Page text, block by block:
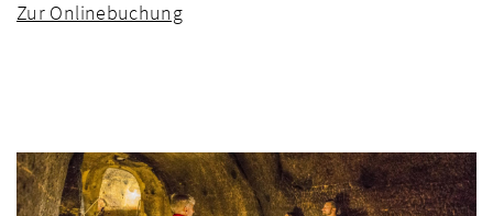
Zur Onlinebuchung